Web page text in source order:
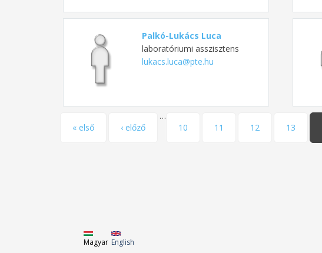
Palkó-Lukács Luca
laboratóriumi asszisztens
lukacs.luca@pte.hu
Oldalak
« első ‹ előző
…
10
11 12 13
Magyar English